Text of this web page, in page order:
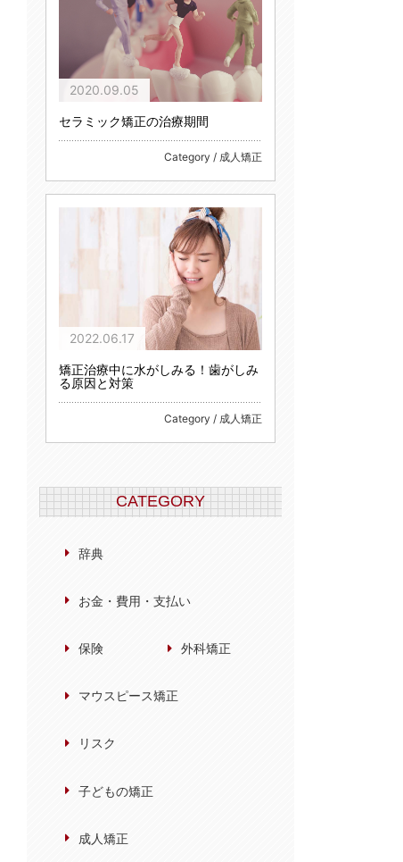
2020.09.05
セラミック矯正の治療期間
Category / 成人矯正
2022.06.17
矯正治療中に水がしみる！歯がしみ
る原因と対策
Category / 成人矯正
CATEGORY
辞典
お金・費用・支払い
保険 外科矯正
マウスピース矯正
リスク
子どもの矯正
成人矯正